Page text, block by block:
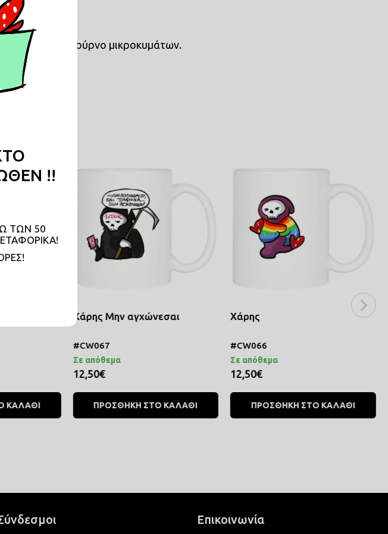
και στον φούρνο μικροκυμάτων.
ΚΑΛΑΘΙ
Χάρης Μην αγχώνεσαι
#CW067
Σε απόθεμα
12,50€
ΠΡΟΣΘΗΚΗ ΣΤΟ ΚΑΛΑΘΙ
Χάρης
#CW066
Σε απόθεμα
12,50€
ΠΡΟΣΘΗΚΗ ΣΤΟ ΚΑΛΑΘΙ
!!
ΤΩΝ 50
Επικοινωνία